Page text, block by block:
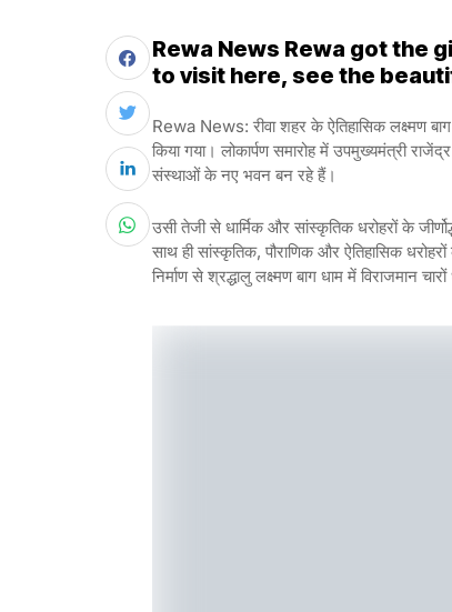
Rewa News Rewa got the
to visit here, see the
Rewa News: रीवा शहर के ऐतिहासिक लक्ष्मण बाग
किया गया। लोकार्पण समारोह में उपमुख्यमंत्री
संस्थाओं के नए भवन बन रहे हैं।
उसी तेजी से धार्मिक और सांस्कृतिक धरोहरों के
साथ ही सांस्कृतिक, पौराणिक और ऐतिहासिक
निर्माण से श्रद्धालु लक्ष्मण बाग धाम में विराजमान